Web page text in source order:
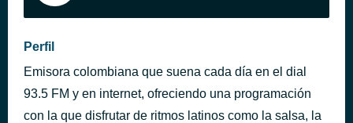
Perfil
Emisora colombiana que suena cada día en el dial
93.5 FM y en internet, ofreciendo una programación
con la que disfrutar de ritmos latinos como la salsa, la